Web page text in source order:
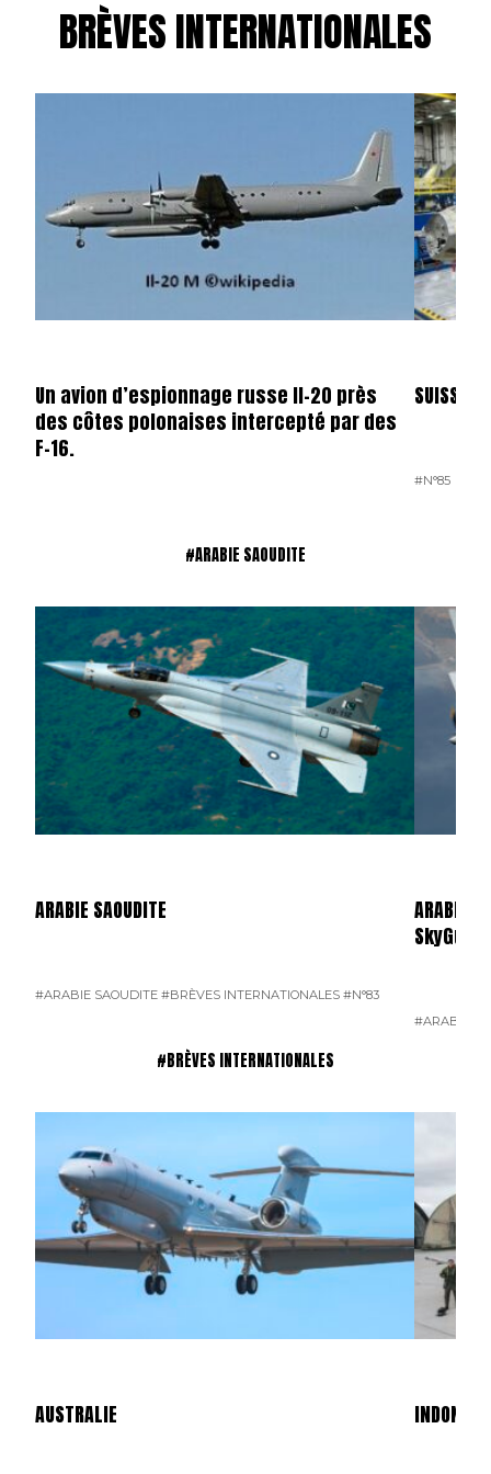
BRÈVES INTERNATIONALES
Un avion d’espionnage russe Il-20 près
des côtes polonaises intercepté par des
F-16.
SUISSE
#N°85
#ARABIE SAOUDITE
ARABIE SAOUDITE
#ARABIE SAOUDITE #BRÈVES INTERNATIONALES #N°83
ARABIE
#ARABIE
#BRÈVES INTERNATIONALES
AUSTRALIE